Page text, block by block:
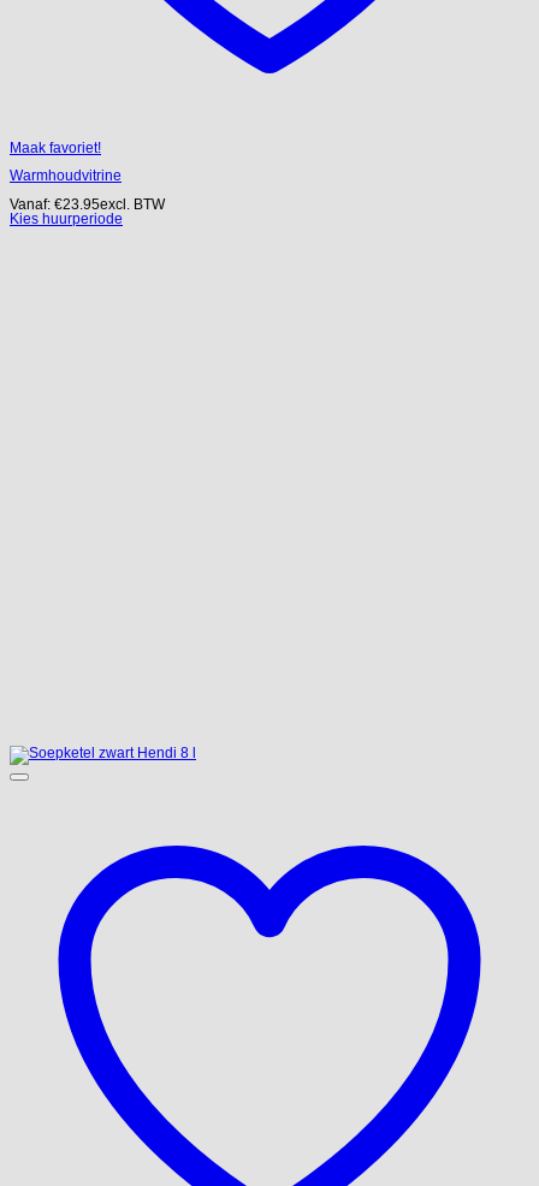
Maak favoriet!
Warmhoudvitrine
Vanaf: €23.95excl. BTW
Kies huurperiode